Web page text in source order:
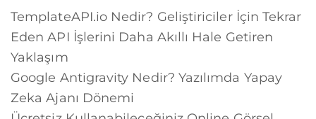
TemplateAPI.io Nedir? Geliştiriciler İçin Tekrar
Eden API İşlerini Daha Akıllı Hale Getiren
Yaklaşım
Google Antigravity Nedir? Yazılımda Yapay
Zeka Ajanı Dönemi